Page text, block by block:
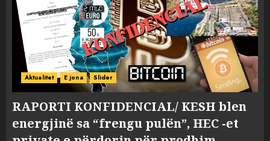
Aktualitet E jona Slider
RAPORTI KONFIDENCIAL/ KESH blen
energjinë sa “frengu pulën”, HEC -et